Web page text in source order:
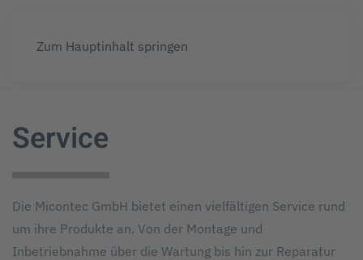
Zum Hauptinhalt springen
Service
Die Micontec GmbH bietet einen vielfältigen Service rund
um ihre Produkte an. Von der Montage und
Inbetriebnahme über die Wartung bis hin zur Reparatur